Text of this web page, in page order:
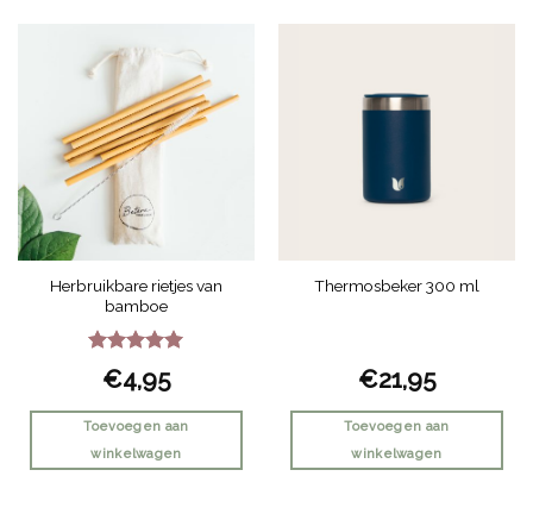
meerdere
variaties.
Deze
optie
kan
worden
op
productpagina
Herbruikbare rietjes van
bamboe
Gewaardeerd
uit 5
€4,95
Toevoegen aan
winkelwagen
Thermosbeker 300 ml
€21,95
Toevoegen aan
winkelwagen